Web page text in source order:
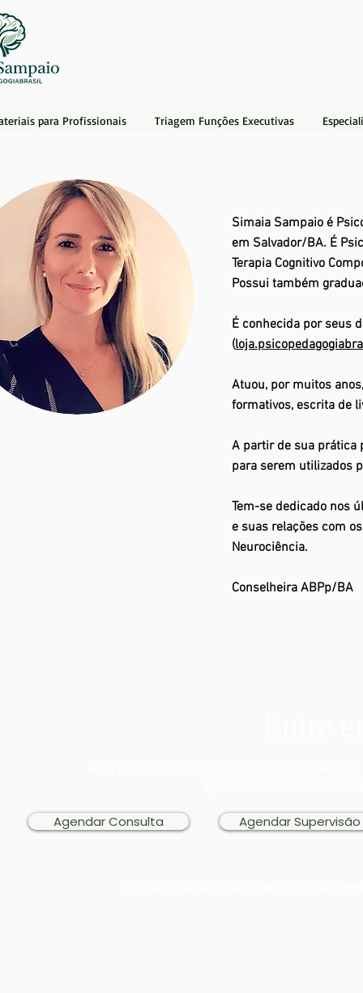
para Profissionais Triagem Funções Executivas
Simaia Sampaio é
em Salvador/BA. É
Terapia Cognitivo
Possui também
É conhecida por seus
(
Atuou, por muitos
formativos, escrita de
A partir de sua prática
para serem utilizados
Tem-se dedicado nos
e suas relações com
Neurociência.
Conselheira ABPp/BA
Agendar Consulta Agendar Supervisão